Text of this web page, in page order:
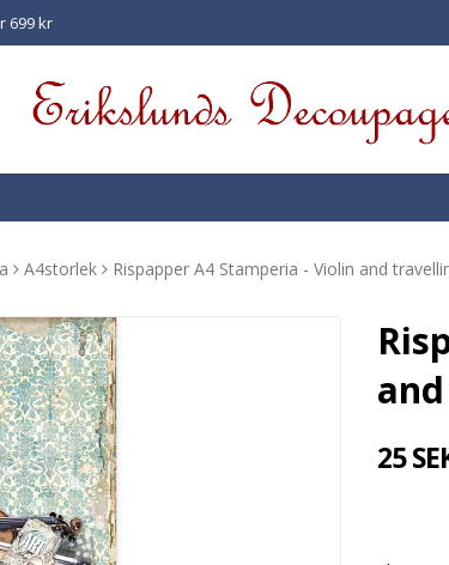
699 kr
A4storlek Rispapper A4 Stamperia - Violin and
25